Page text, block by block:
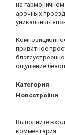
на
арочных
уникальных
приватное
ощущение
Категория
Новостройки
Выполните вход
комментария.